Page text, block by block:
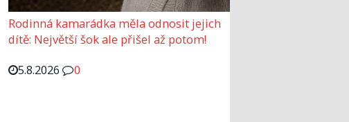
Rodinná kamarádka měla odnosit jejich
dítě: Největší šok ale přišel až potom!
5.8.2026
0